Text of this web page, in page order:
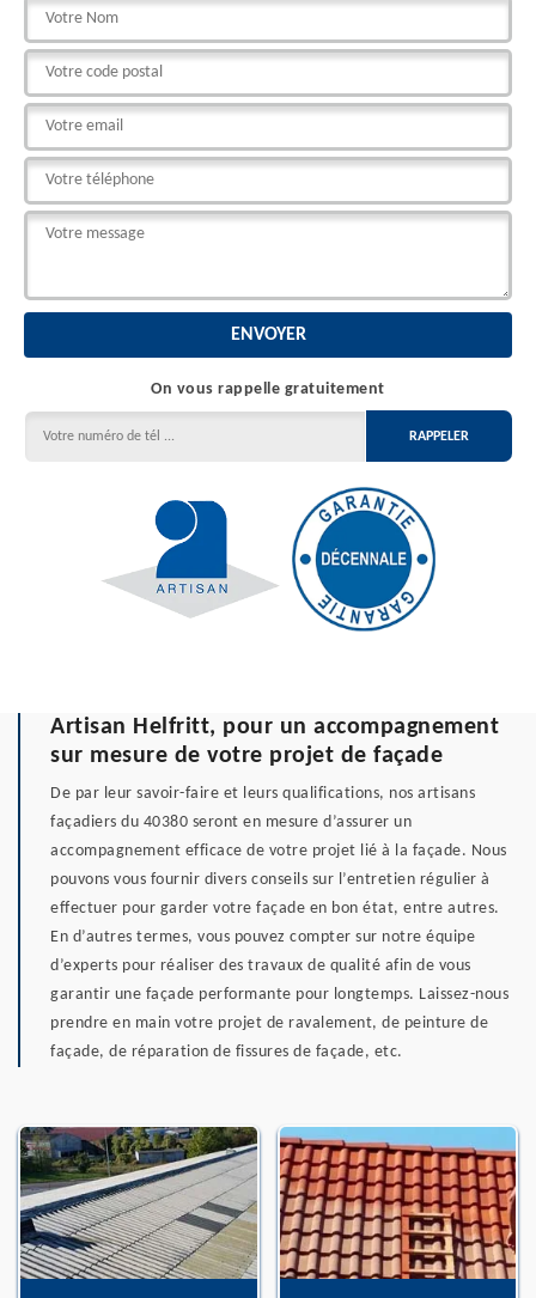
On vous rappelle gratuitement
Artisan Helfritt, pour un accompagnement
sur mesure de votre projet de façade
De par leur savoir-faire et leurs qualifications, nos artisans
façadiers du 40380 seront en mesure d’assurer un
accompagnement efficace de votre projet lié à la façade. Nous
pouvons vous fournir divers conseils sur l’entretien régulier à
effectuer pour garder votre façade en bon état, entre autres.
En d’autres termes, vous pouvez compter sur notre équipe
d’experts pour réaliser des travaux de qualité afin de vous
garantir une façade performante pour longtemps. Laissez-nous
prendre en main votre projet de ravalement, de peinture de
façade, de réparation de fissures de façade, etc.